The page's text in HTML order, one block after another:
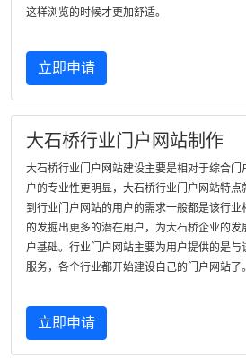
这样浏览的时候才更加舒适。
立即申请
大石桥行业门户网站制作
大石桥行业门户网站建设主要是相对于综合门
户的专业性更明显，大石桥行业门户网站特
到行业门户网站的用户的需求一般都是该行
的发掘出更多的潜在用户，为大石桥企业的发
户基础。行业门户网站主要为用户提供的是与
服务，各个行业都开始建设自己的门户网站了。
立即申请